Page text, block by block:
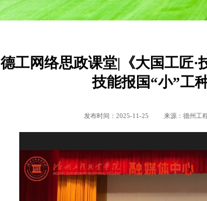
德工网络思政课堂|《大国工匠
技能报国“小”工
发布时间：2025-11-25 来源：德州工